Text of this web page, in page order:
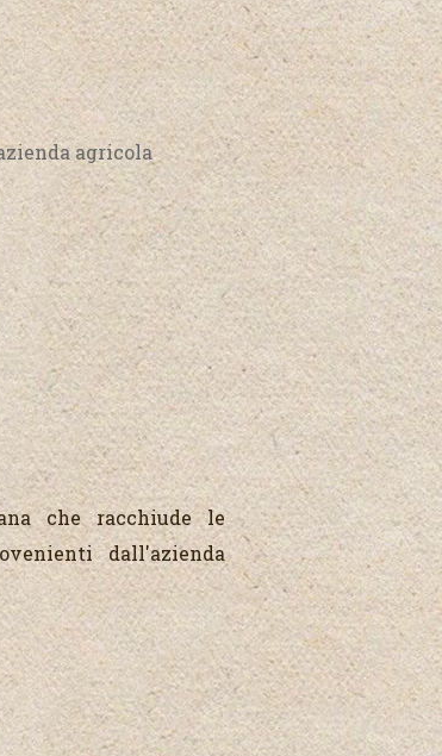
agricola
che racchiude le
dall'azienda